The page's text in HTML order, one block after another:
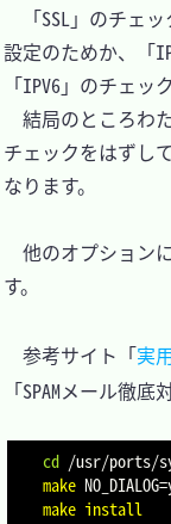
「SSL」のチェ
設定のためか、「
「IPV6」のチェッ
結局のところわ
チェックをはずし
なります。
他のオプション
す。
参考サイト「実
「SPAMメール徹
cd
make NO_DIALOG=
make install